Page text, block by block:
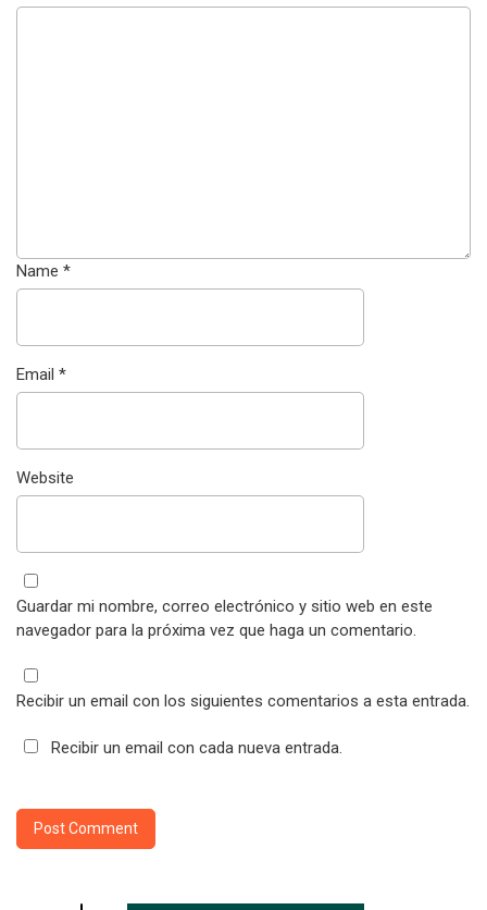
Name *
Email *
Website
Guardar mi nombre, correo electrónico y sitio web en este
navegador para la próxima vez que haga un comentario.
Recibir un email con los siguientes comentarios a esta entrada.
Recibir un email con cada nueva entrada.